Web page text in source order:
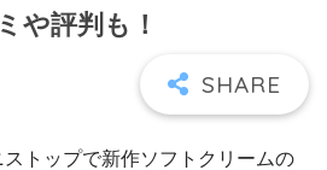
や評判も！
トップで新作ソフトクリームの